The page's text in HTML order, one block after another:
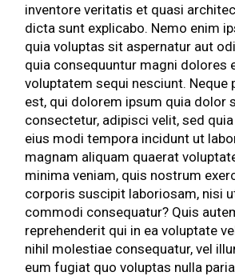
inventore veritatis et quasi
dicta sunt explicabo. Nemo enim
quia voluptas sit aspernatur aut
quia consequuntur magni dolores
voluptatem sequi nesciunt. Neque
est, qui dolorem ipsum quia dolor
consectetur, adipisci velit, sed
eius modi tempora incidunt ut
magnam aliquam quaerat
minima veniam, quis nostrum
corporis suscipit laboriosam, nisi
commodi consequatur? Quis
reprehenderit qui in ea voluptate
nihil molestiae consequatur, vel
eum fugiat quo voluptas nulla